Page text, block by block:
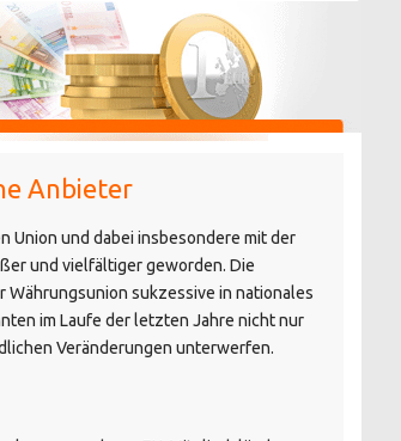
Anbieter
Union und dabei insbesondere mit der
und vielfältiger geworden. Die
Währungsunion sukzessive in nationales
im Laufe der letzten Jahre nicht nur
Veränderungen unterwerfen.